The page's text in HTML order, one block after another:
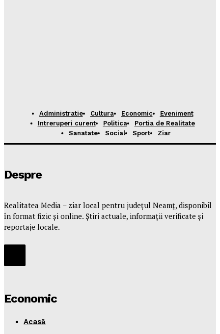
Administratie Cultura Economic
Eveniment
Intreruperi curent
Politica
Portia de Realitate
Sanatate
Social Sport Ziar
Despre
Realitatea Media – ziar local pentru județul Neamț, disponibil
în format fizic și online. Știri actuale, informații verificate și
reportaje locale.
Economic
Acasă